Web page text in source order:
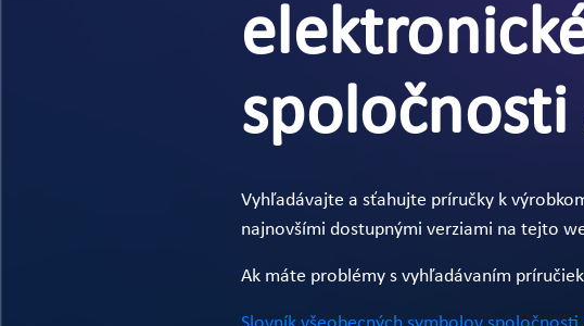
Vyhľadávajte a sťahujte príručky k
najnovšími dostupnými verziami na tejto
Ak máte problémy s vyhľadávaním